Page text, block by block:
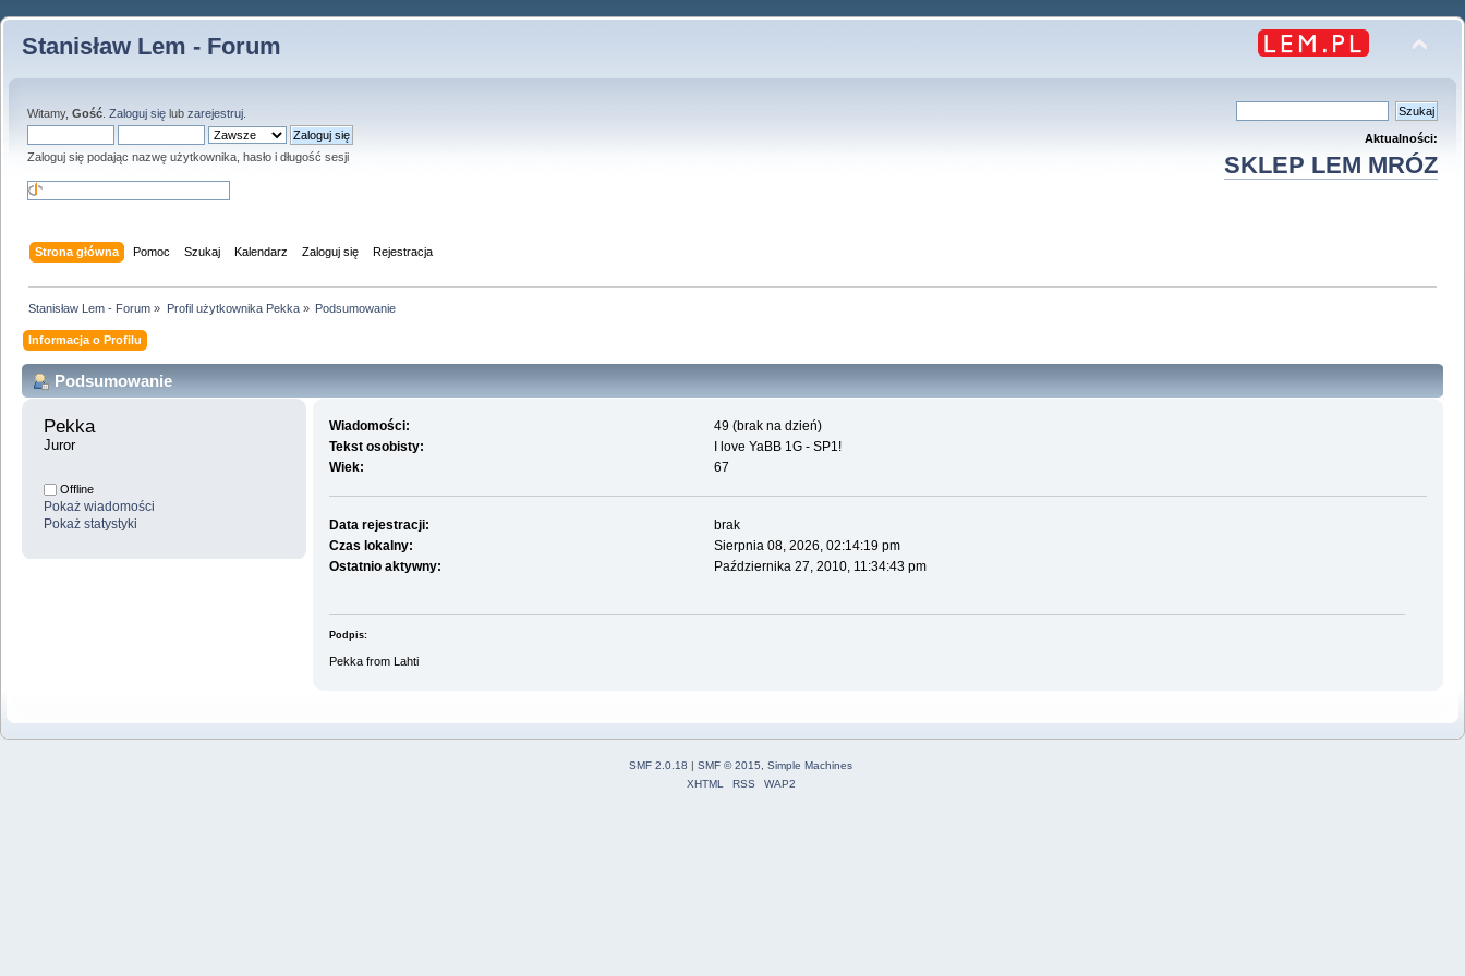
Stanisław Lem - Forum
Witamy, Gość Zaloguj się lub zarejestruj
Zaloguj się podając nazwę użytkownika, hasło i długość sesji
Aktualności:
SKLEP LEM MRÓZ
Strona główna Pomoc Szukaj Kalendarz Zaloguj się Rejestracja
Stanisław Lem - Forum » Profil użytkownika Pekka» Podsumowanie
Informacja o Profilu
Podsumowanie
Pekka
Juror
Offline
Pokaż wiadomości
Pokaż statystyki
Wiadomości:
49 (brak na dzień)
Tekst osobisty:
I love YaBB 1G - SP1!
Wiek:
67
Data rejestracji:
brak
Czas lokalny:
Sierpnia 08, 2026, 02:14:19 pm
Ostatnio aktywny:
Października 27, 2010, 11:34:43 pm
Podpis:
Pekka from Lahti
SMF 2.0.18 | SMF © 2015
Simple Machines
XHTML
RSS WAP2